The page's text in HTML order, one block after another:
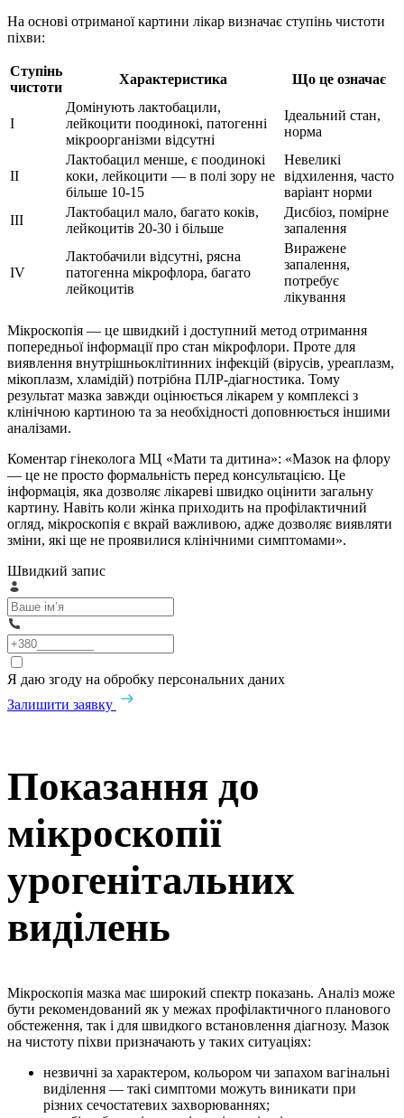
На основі отриманої картини лікар визначає ступінь чистоти
піхви:
Ступінь
чистоти
Характеристика Що це означає
I
Домінують лактобацили,
лейкоцити поодинокі, патогенні
мікроорганізми відсутні
Ідеальний стан,
норма
II
Лактобацил менше, є поодинокі
коки, лейкоцити — в полі зору не
більше 10-15
Невеликі
відхилення, часто
варіант норми
III
Лактобацил мало, багато коків,
лейкоцитів 20-30 і більше
Дисбіоз, помірне
запалення
IV
Лактобачили відсутні, рясна
патогенна мікрофлора, багато
лейкоцитів
Виражене
запалення,
потребує
лікування
Мікроскопія — це швидкий і доступний метод отримання
попередньої інформації про стан мікрофлори. Проте для
виявлення внутрішньоклітинних інфекцій (вірусів, уреаплазм,
мікоплазм, хламідій) потрібна ПЛР-діагностика. Тому
результат мазка завжди оцінюється лікарем у комплексі з
клінічною картиною та за необхідності доповнюється іншими
аналізами.
Коментар гінеколога МЦ «Мати та дитина»: «Мазок на флору
— це не просто формальність перед консультацією. Це
інформація, яка дозволяє лікареві швидко оцінити загальну
картину. Навіть коли жінка приходить на профілактичний
огляд, мікроскопія є вкрай важливою, адже дозволяє виявляти
зміни, які ще не проявилися клінічними симптомами».
Швидкий запис
Я даю згоду на обробку персональних даних
Залишити заявку
Показання до
мікроскопії
урогенітальних
виділень
Мікроскопія мазка має широкий спектр показань. Аналіз може
бути рекомендований як у межах профілактичного планового
обстеження, так і для швидкого встановлення діагнозу. Мазок
на чистоту піхви призначають у таких ситуаціях:
незвичні за характером, кольором чи запахом вагінальні
виділення — такі симптоми можуть виникати при
різних сечостатевих захворюваннях;